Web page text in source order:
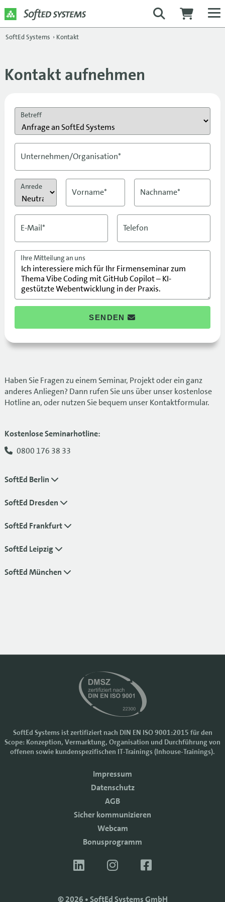
SoftEd Systems › Kontakt
Kontakt aufnehmen
Betreff
Unternehmen/Organisation*
Anrede
Vorname* Nachname*
E-Mail* Telefon
Ihre Mitteilung an uns
SENDEN
Haben Sie Fragen zu einem Seminar, Projekt oder ein ganz
anderes Anliegen? Dann rufen Sie uns über unser kostenlose
Hotline an, oder nutzen Sie bequem unser Kontaktformular.
Kostenlose Seminarhotline:
0800 176 38 33
SoftEd Berlin
SoftEd Dresden
SoftEd Frankfurt
SoftEd Leipzig
SoftEd München
SoftEd Systems ist zertifiziert nach DIN EN ISO 9001:2015 für den
Scope: Konzeption, Vermarktung, Organisation und Durchführung von
offenen sowie kundenspezifischen IT-Trainings (Inhouse-Trainings).
© 2026 • SoftEd Systems GmbH
Impressum
Datenschutz
AGB
Sicher kommunizieren
Webcam
Bonusprogramm
Cookie-Einstellungen
verbessern. Manche Cookies sind notwendig, damit unsere Website
funktioniert. Mit anderen Cookies können wir die Zugriffe auf die
Mit einem Klick auf "Zustimmen" akzeptieren sie diese Verarbeitung
und auch die Weitergabe Ihrer Daten an Drittanbieter. Die Daten
werden für Analysen genutzt. Weitere Informationen, auch zur
Sie können die Verwendung von Cookies